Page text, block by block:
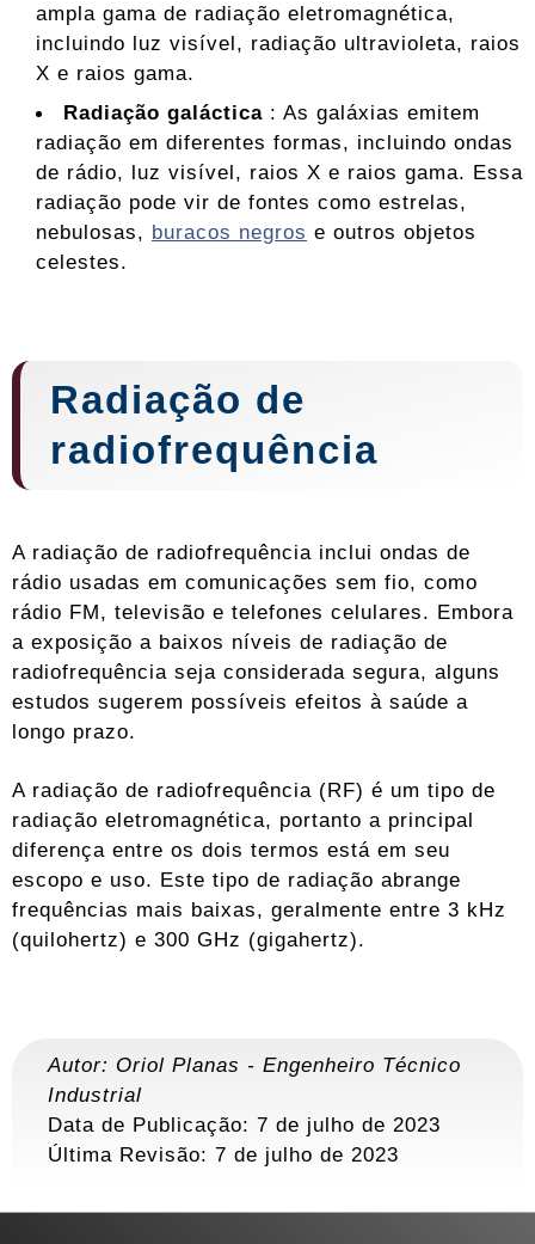
ampla gama de radiação eletromagnética,
incluindo luz visível, radiação ultravioleta, raios
X e raios gama.
Radiação galáctica : As galáxias emitem
radiação em diferentes formas, incluindo ondas
de rádio, luz visível, raios X e raios gama. Essa
radiação pode vir de fontes como estrelas,
nebulosas, buracos negros e outros objetos
celestes.
Radiação de
radiofrequência
A radiação de radiofrequência inclui ondas de
rádio usadas em comunicações sem fio, como
rádio FM, televisão e telefones celulares. Embora
a exposição a baixos níveis de radiação de
radiofrequência seja considerada segura, alguns
estudos sugerem possíveis efeitos à saúde a
longo prazo.
A radiação de radiofrequência (RF) é um tipo de
radiação eletromagnética, portanto a principal
diferença entre os dois termos está em seu
escopo e uso. Este tipo de radiação abrange
frequências mais baixas, geralmente entre 3 kHz
(quilohertz) e 300 GHz (gigahertz).
Autor: Oriol Planas - Engenheiro Técnico
Industrial
Data de Publicação: 7 de julho de 2023
Última Revisão: 7 de julho de 2023